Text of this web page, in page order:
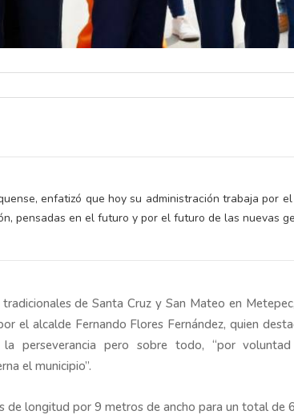
enfatizó que hoy su administración trabaja por
pensadas en el futuro y por el futuro de las nuevas
de Santa Cruz y San Mateo en
el alcalde Fernando Flores Fernández, quien
la perseverancia pero sobre todo, “por
el municipio”.
de longitud por 9 metros de ancho para un total de